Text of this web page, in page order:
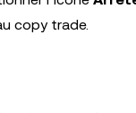
copy trade.